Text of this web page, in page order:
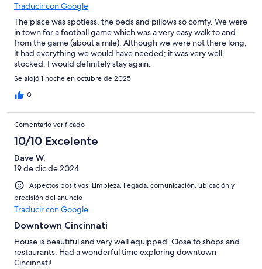
Traducir con Google
The place was spotless, the beds and pillows so comfy. We were
in town for a football game which was a very easy walk to and
from the game (about a mile). Although we were not there long,
it had everything we would have needed; it was very well
stocked. I would definitely stay again.
Se alojó 1 noche en octubre de 2025
0
Comentario verificado
10/10 Excelente
Dave W.
19 de dic de 2024
Aspectos positivos: Limpieza, llegada, comunicación, ubicación y
precisión del anuncio
Traducir con Google
Downtown Cincinnati
House is beautiful and very well equipped. Close to shops and
restaurants. Had a wonderful time exploring downtown
Cincinnati!